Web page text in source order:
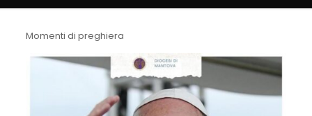
Momenti di preghiera